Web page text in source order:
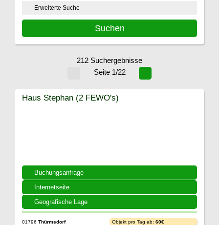
Erweiterte Suche
212 Suchergebnisse
Seite 1/22
Buchungsanfrage
Internetseite
Geografische Lage
Haus Stephan (2 FEWO's)
01796 Thürmsdorf
Objekt pro Tag ab: 60€